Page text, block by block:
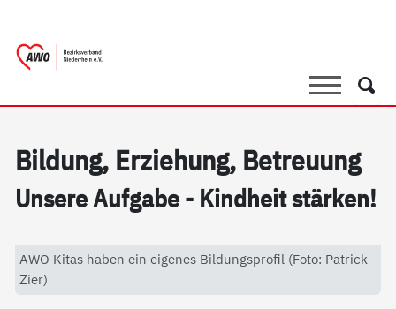
SucheSuche
Bil­dung, Er­zie­hung, Be­t­reu­ung
Un­se­re Auf­ga­be - Kind­heit stär­ken!
AWO Kitas haben ein eigenes Bildungsprofil (Foto: Patrick
Zier)